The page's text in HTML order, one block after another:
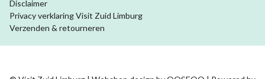
Disclaimer
Privacy verklaring Visit Zuid Limburg
Verzenden & retourneren